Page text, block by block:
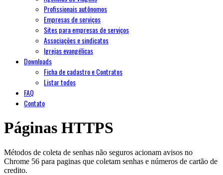
Profissionais autônomos
Empresas de serviços
Sites para empresas de serviços
Associações e sindicatos
Igrejas evangélicas
Downloads
Ficha de cadastro e Contratos
Listar todos
FAQ
Contato
Páginas HTTPS
Métodos de coleta de senhas não seguros acionam avisos no
Chrome 56 para paginas que coletam senhas e números de cartão de
credito.